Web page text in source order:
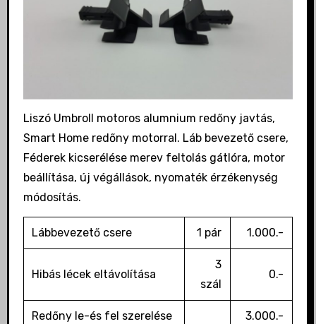
Liszó Umbroll motoros alumnium redőny javtás,
Smart Home redőny motorral. Láb bevezető csere,
Féderek kicserélése merev feltolás gátlóra, motor
beállítása, új végállások, nyomaték érzékenység
módosítás.
Lábbevezető csere 1 pár 1.000.-
Hibás lécek eltávolítása
3
szál
0.-
Redőny le-és fel szerelése 3.000.-